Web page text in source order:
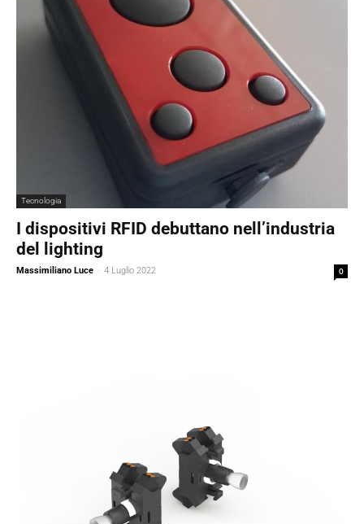
Tecnologia
I dispositivi RFID debuttano nell’industria
del lighting
Massimiliano Luce - 4 Luglio 2022 0